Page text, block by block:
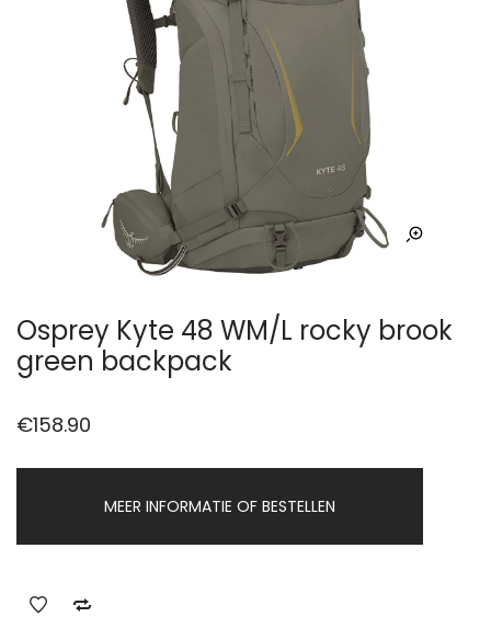
Osprey Kyte 48 WM/L rocky brook
green backpack
€158.90
MEER INFORMATIE OF BESTELLEN